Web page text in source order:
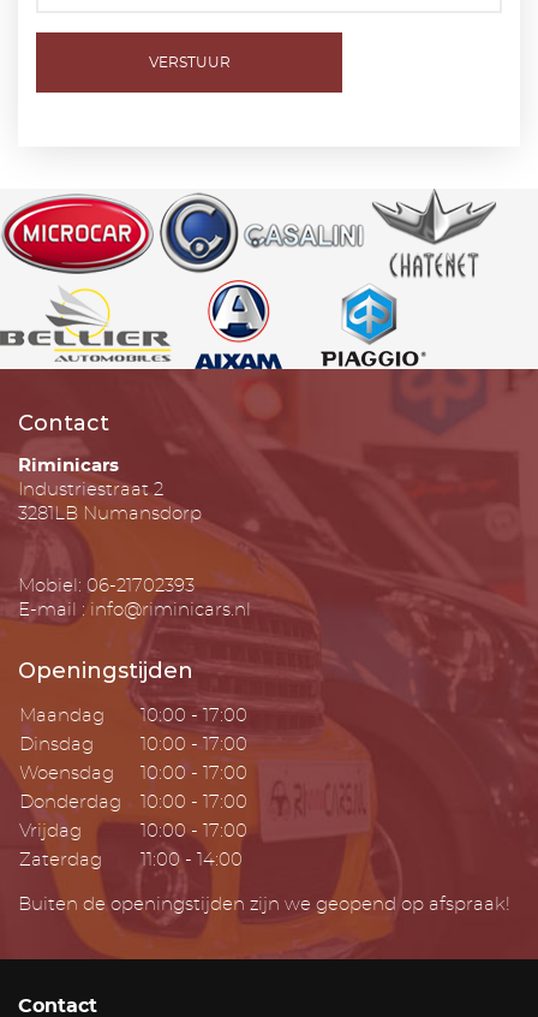
VERSTUUR
Contact
Riminicars
Industriestraat 2
3281LB Numansdorp
Mobiel: 06-21702393
E-mail : info@riminicars.nl
Openingstijden
Maandag
10:00 - 17:00
Dinsdag
10:00 - 17:00
Woensdag
10:00 - 17:00
Donderdag
10:00 - 17:00
Vrijdag
10:00 - 17:00
Zaterdag
11:00 - 14:00
Buiten de openingstijden zijn we geopend op afspraak!
Contact